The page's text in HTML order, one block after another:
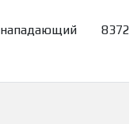
нападающий 8372